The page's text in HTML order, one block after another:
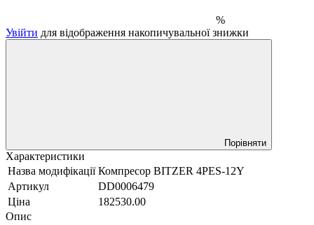
%
Увійти для відображення накопичувальної знижки
Порівняти
Характеристики
Назва модифікації Компресор BITZER 4PES-12Y
Артикул
DD0006479
Ціна
182530.00
Опис